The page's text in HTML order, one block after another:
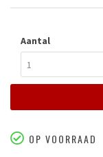
Aantal
1
OP VOORRAAD